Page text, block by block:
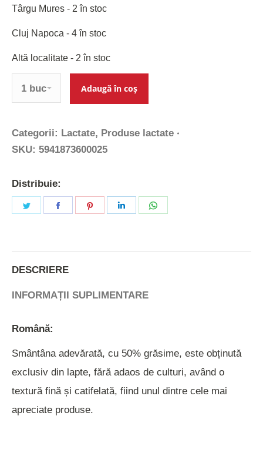
Târgu Mures - 2 în stoc
Cluj Napoca - 4 în stoc
Altă localitate - 2 în stoc
Adaugă în coș
Categorii: Lactate, Produse lactate
SKU: 5941873600025
Distribuie:
Share
Share
Share
Share
DESCRIERE
INFORMAȚII SUPLIMENTARE
Română:
Smântâna adevărată, cu 50% grăsime, este obținută
exclusiv din lapte, fără adaos de culturi, având o
textură fină și catifelată, fiind unul dintre cele mai
apreciate produse.